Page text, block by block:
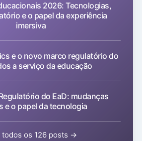
2026: Tecnologias,
e o papel da experiência
imersiva
e o novo marco regulatório do
a serviço da educação
do EaD: mudanças
e o papel da tecnologia
todos os 126 posts →